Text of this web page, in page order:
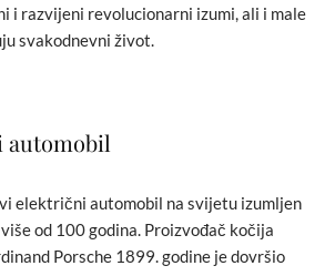
i razvijeni revolucionarni izumi, ali i male
svakodnevni život.
električni automobil na svijetu izumljen
od 100 godina. Proizvođač kočija
Porsche 1899. godine je dovršio